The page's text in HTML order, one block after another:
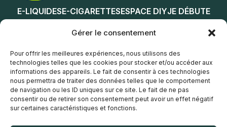
Gérer le consentement
Pour offrir les meilleures expériences, nous utilisons des
technologies telles que les cookies pour stocker et/ou accéder aux
informations des appareils. Le fait de consentir à ces technologies
nous permettra de traiter des données telles que le comportement
de navigation ou les ID uniques sur ce site. Le fait de ne pas
consentir ou de retirer son consentement peut avoir un effet négatif
sur certaines caractéristiques et fonctions.
E-LIQUIDESE-CIGARETTESESPACE DIYJE DÉBUTE
NOS MAGASINS
Service client